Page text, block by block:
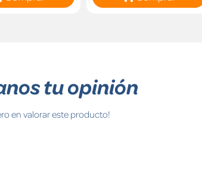
tu opinión
en valorar este producto!